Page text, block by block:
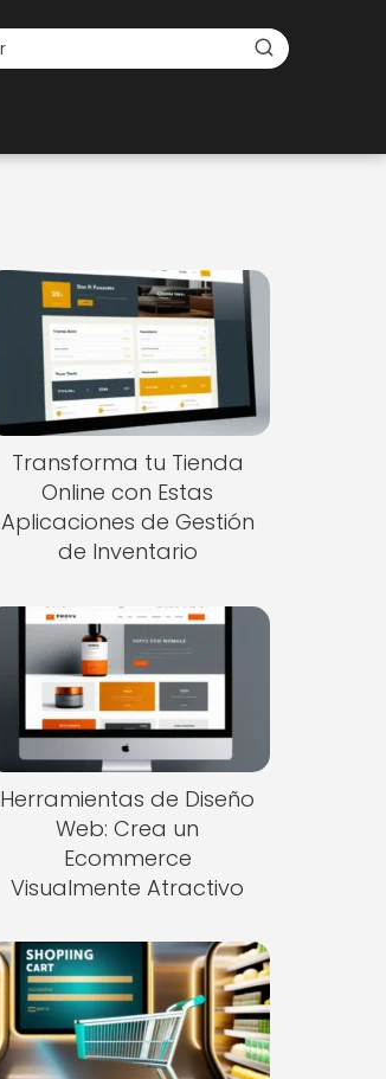
Transforma tu Tienda
Online con Estas
Aplicaciones de Gestión
de Inventario
Herramientas de Diseño
Web: Crea un
Ecommerce
Visualmente Atractivo